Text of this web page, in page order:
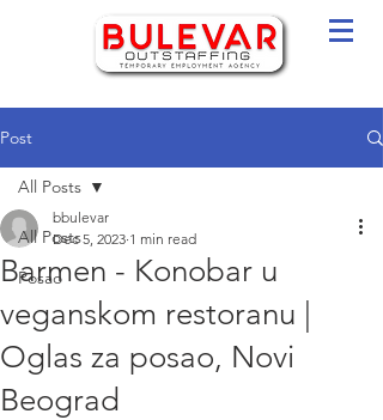
Post
All Posts
Posao
All Posts
Barmen - Konobar u
veganskom restoranu |
Oglas za posao, Novi
Beograd
bbulevar
Dec 5, 2023 1 min read